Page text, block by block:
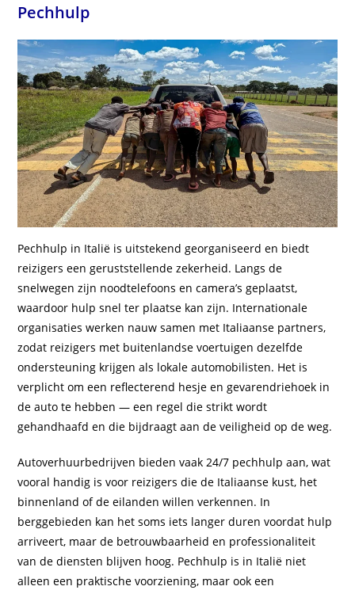
Pechhulp
Pechhulp in Italië is uitstekend georganiseerd en biedt
reizigers een geruststellende zekerheid. Langs de
snelwegen zijn noodtelefoons en camera’s geplaatst,
waardoor hulp snel ter plaatse kan zijn. Internationale
organisaties werken nauw samen met Italiaanse partners,
zodat reizigers met buitenlandse voertuigen dezelfde
ondersteuning krijgen als lokale automobilisten. Het is
verplicht om een reflecterend hesje en gevarendriehoek in
de auto te hebben — een regel die strikt wordt
gehandhaafd en die bijdraagt aan de veiligheid op de weg.
Autoverhuurbedrijven bieden vaak 24/7 pechhulp aan, wat
vooral handig is voor reizigers die de Italiaanse kust, het
binnenland of de eilanden willen verkennen. In
berggebieden kan het soms iets langer duren voordat hulp
arriveert, maar de betrouwbaarheid en professionaliteit
van de diensten blijven hoog. Pechhulp is in Italië niet
alleen een praktische voorziening, maar ook een